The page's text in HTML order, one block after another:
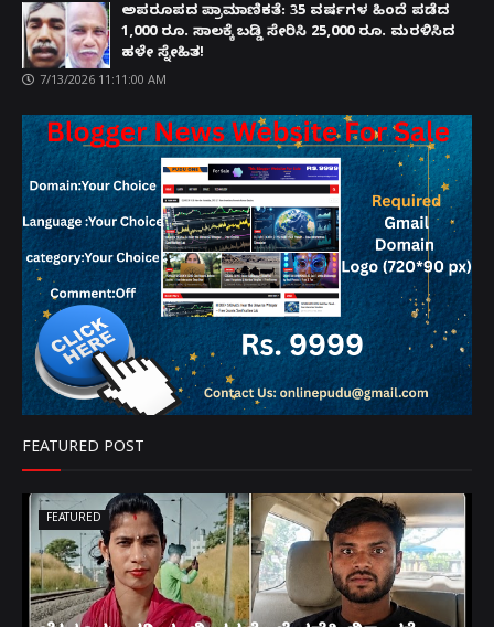
ಅಪರೂಪದ ಪ್ರಾಮಾಣಿಕತೆ: 35 ವರ್ಷಗಳ ಹಿಂದೆ ಪಡೆದ
1,000 ರೂ. ಸಾಲಕ್ಕೆ ಬಡ್ಡಿ ಸೇರಿಸಿ 25,000 ರೂ. ಮರಳಿಸಿದ
ಹಳೇ ಸ್ನೇಹಿತ!
7/13/2026 11:11:00 AM
FEATURED POST
FEATURED